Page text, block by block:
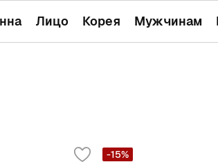
Лицо Корея Мужчинам
-15%